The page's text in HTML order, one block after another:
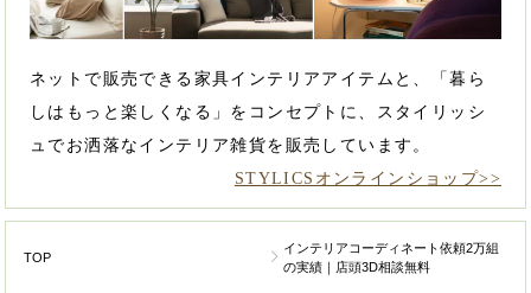
ネットで販売できる家具インテリアアイテムと、「暮ら
しはもっと楽しくなる」をコンセプトに、スタイリッシ
ュでお洒落なインテリア雑貨を販売しています。
STYLICSオンラインショップ>>
TOP
インテリアコーディネート依頼2万組
の実績｜店頭3D相談無料